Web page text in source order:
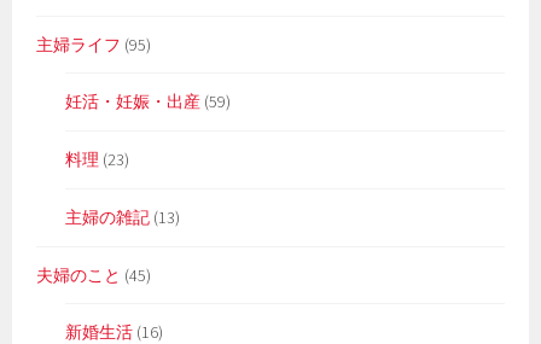
主婦ライフ (95)
妊活・妊娠・出産 (59)
料理 (23)
主婦の雑記 (13)
夫婦のこと (45)
新婚生活 (16)